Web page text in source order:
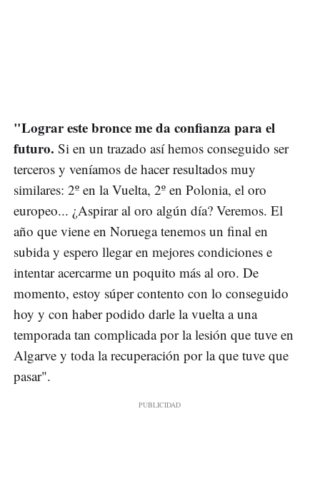
"Lograr este bronce me da confianza para el
futuro. Si en un trazado así hemos conseguido ser
terceros y veníamos de hacer resultados muy
similares: 2º en la Vuelta, 2º en Polonia, el oro
europeo... ¿Aspirar al oro algún día? Veremos. El
año que viene en Noruega tenemos un final en
subida y espero llegar en mejores condiciones e
intentar acercarme un poquito más al oro. De
momento, estoy súper contento con lo conseguido
hoy y con haber podido darle la vuelta a una
temporada tan complicada por la lesión que tuve en
Algarve y toda la recuperación por la que tuve que
pasar".